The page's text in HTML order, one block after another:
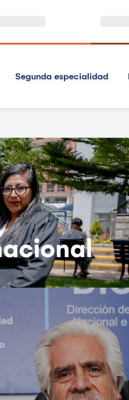
Segunda especialidad